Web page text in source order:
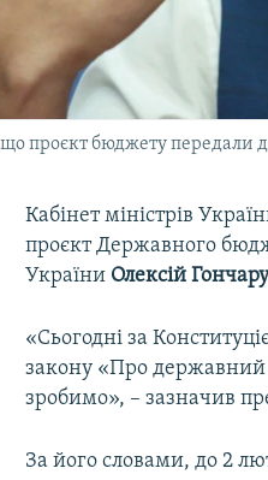
проєкт бюджету передали
Кабінет міністрів
проєкт Державного
України Олексій
«Сьогодні за
закону «Про державний
зробимо», – зазначив
За його словами, до 2